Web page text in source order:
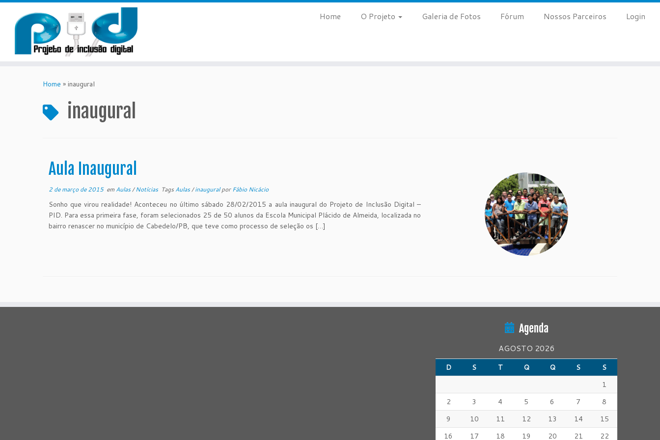
Home O Projeto Galeria de Fotos Fórum Nossos Parceiros Login
Home » inaugural
inaugural
Aula Inaugural
2 de março de 2015em Aulas/Notícias Tags Aulas/inauguralporFábio Nicácio
Sonho que virou realidade! Aconteceu no último sábado 28/02/2015 a aula inaugural do Projeto de Inclusão Digital –
PID. Para essa primeira fase, foram selecionados 25 de 50 alunos da Escola Municipal Plácido de Almeida, localizada no
bairro renascer no município de Cabedelo/PB, que teve como processo de seleção os […]
Agenda
AGOSTO 2026
D S T Q Q S
S
1
2
3 4 5 6 7
8
9
10 11 12 13 14
15
16
17 18 19 20 21 22